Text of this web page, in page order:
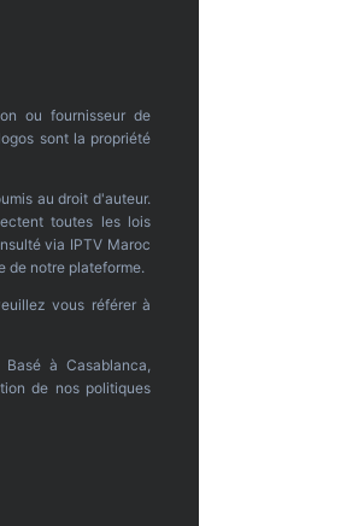
ou fournisseur de
sont la propriété
au droit d'auteur.
toutes les lois
via IPTV Maroc
de notre plateforme.
vous référer à
à Casablanca,
de nos politiques